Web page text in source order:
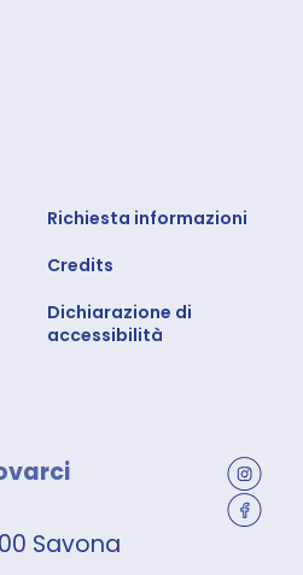
Richiesta informazioni
Credits
Dichiarazione di
accessibilità
Savona